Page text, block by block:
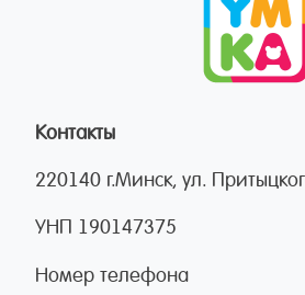
Контакты
220140 г.Минск, ул.
УНП 190147375
Номер телефона